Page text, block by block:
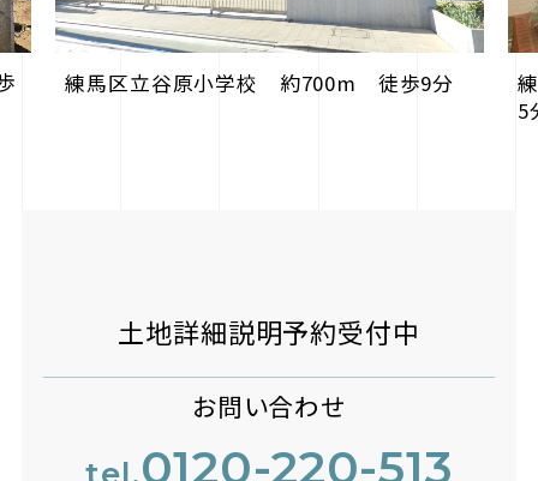
練馬区立谷原小学校 約700m 徒歩9分
5
土地詳細説明予約受付中
お問い合わせ
tel.0120-220-513